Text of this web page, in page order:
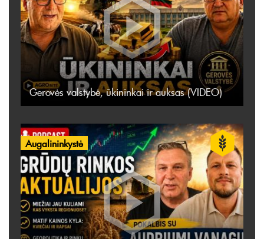
Gerovės valstybė, ūkininkai ir auksas (VIDEO)
Augalininkystė